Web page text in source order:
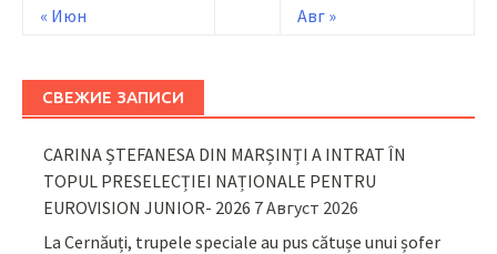
« Июн Авг »
СВЕЖИЕ ЗАПИСИ
CARINA ȘTEFANESA DIN MARȘINȚI A INTRAT ÎN
TOPUL PRESELECȚIEI NAȚIONALE PENTRU
EUROVISION JUNIOR- 2026 7 Август 2026
La Cernăuți, trupele speciale au pus cătușe unui șofer